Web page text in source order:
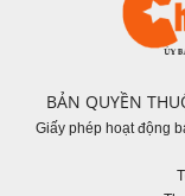
BẢN QUYỀN
Giấy phép hoạt động